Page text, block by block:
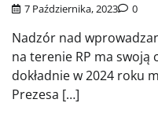
7 Października, 2023 0
Nadzór nad
na terenie RP ma swoją
dokładnie w 2024 roku
Prezesa […]